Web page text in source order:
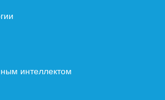
интеллектом